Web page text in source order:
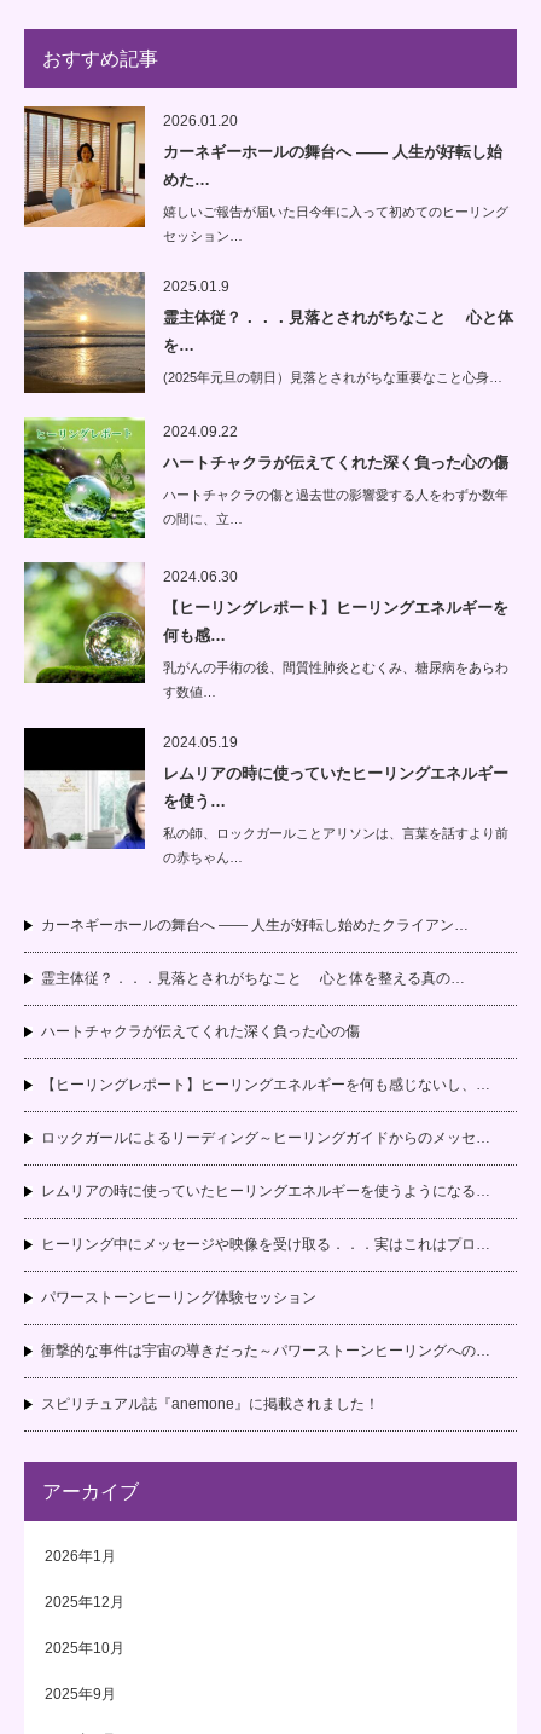
おすすめ記事
2026.01.20
カーネギーホールの舞台へ —— 人生が好転し始
めた…
嬉しいご報告が届いた日今年に入って初めてのヒーリング
セッション…
2025.01.9
霊主体従？．．．見落とされがちなこと 心と体
を…
(2025年元旦の朝日）見落とされがちな重要なこと心身…
2024.09.22
ハートチャクラが伝えてくれた深く負った心の傷
ハートチャクラの傷と過去世の影響愛する人をわずか数年
の間に、立…
2024.06.30
【ヒーリングレポート】ヒーリングエネルギーを
何も感…
乳がんの手術の後、間質性肺炎とむくみ、糖尿病をあらわ
す数値…
2024.05.19
レムリアの時に使っていたヒーリングエネルギー
を使う…
私の師、ロックガールことアリソンは、言葉を話すより前
の赤ちゃん…
カーネギーホールの舞台へ —— 人生が好転し始めたクライアン…
霊主体従？．．．見落とされがちなこと 心と体を整える真の…
ハートチャクラが伝えてくれた深く負った心の傷
【ヒーリングレポート】ヒーリングエネルギーを何も感じないし、…
ロックガールによるリーディング～ヒーリングガイドからのメッセ…
レムリアの時に使っていたヒーリングエネルギーを使うようになる…
ヒーリング中にメッセージや映像を受け取る．．．実はこれはプロ…
パワーストーンヒーリング体験セッション
衝撃的な事件は宇宙の導きだった～パワーストーンヒーリングへの…
スピリチュアル誌『anemone』に掲載されました！
アーカイブ
2026年1月
2025年12月
2025年10月
2025年9月